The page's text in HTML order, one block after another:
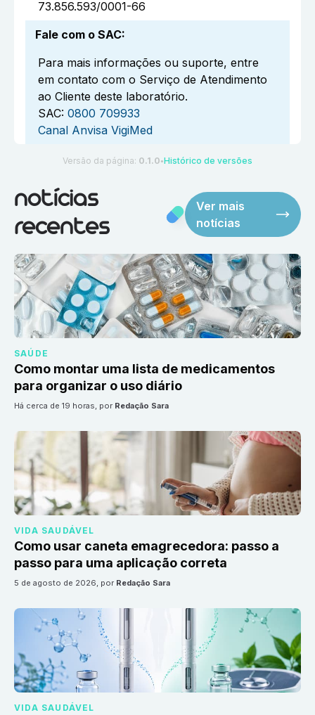
73.856.593/0001-66
Fale com o SAC:
Para mais informações ou suporte, entre
em contato com o Serviço de Atendimento
ao Cliente deste laboratório.
SAC: 0800 709933
Canal Anvisa VigiMed
Versão da página: 0.1.0 ●Histórico de versões
notícias
recentes
Ver mais
notícias
SAÚDE
Como montar uma lista de medicamentos
para organizar o uso diário
há cerca de 19 horas, por Redação Sara
VIDA SAUDÁVEL
Como usar caneta emagrecedora: passo a
passo para uma aplicação correta
5 de agosto de 2026, por Redação Sara
VIDA SAUDÁVEL